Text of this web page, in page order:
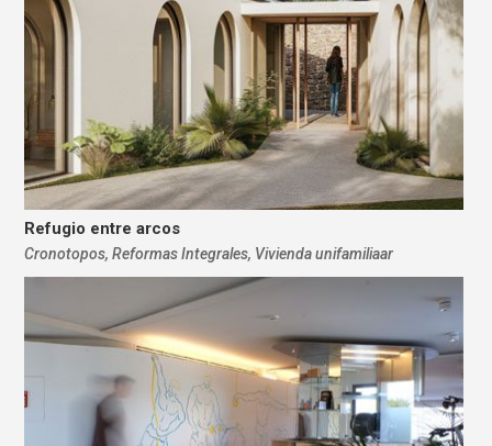
Refugio entre arcos
Cronotopos,Reformas Integrales, Vivienda unifamiliaar